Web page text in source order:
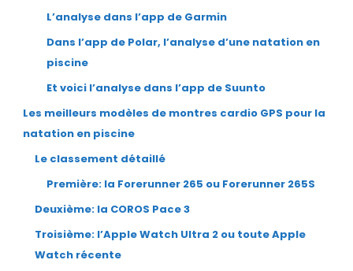
L’analyse dans l’app de Garmin
Dans l’app de Polar, l’analyse d’une natation en
piscine
Et voici l’analyse dans l’app de Suunto
Les meilleurs modèles de montres cardio GPS pour la
natation en piscine
Le classement détaillé
Première: la Forerunner 265 ou Forerunner 265S
Deuxième: la COROS Pace 3
Troisième: l’Apple Watch Ultra 2 ou toute Apple
Watch récente